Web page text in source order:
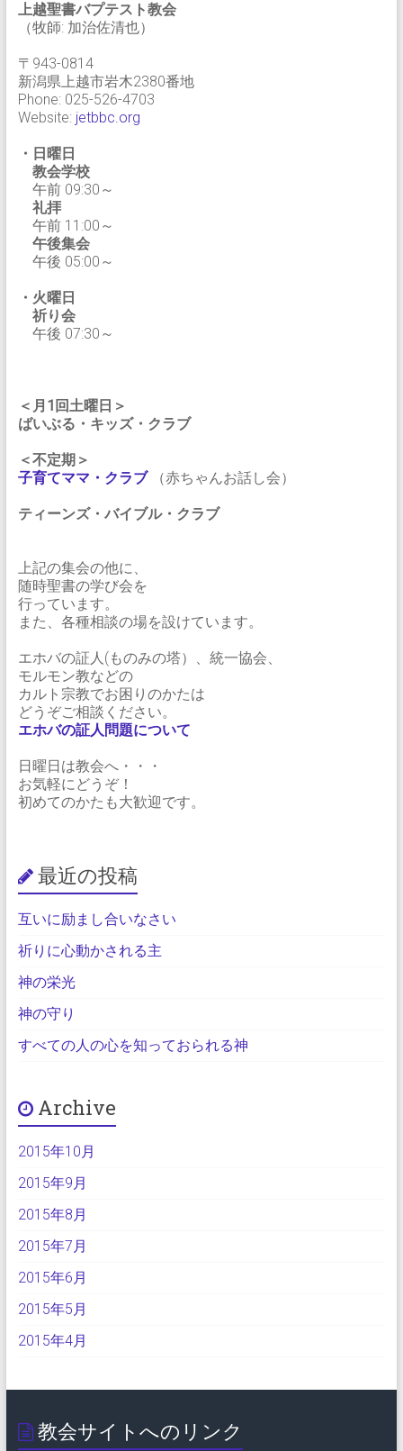
上越聖書バプテスト教会
（牧師: 加治佐清也）
〒943-0814
新潟県上越市岩木2380番地
Phone: 025-526-4703
Website: jetbbc.org
・日曜日
教会学校
午前 09:30～
礼拝
午前 11:00～
午後集会
午後 05:00～
・火曜日
祈り会
午後 07:30～
＜月1回土曜日＞
ばいぶる・キッズ・クラブ
＜不定期＞
子育てママ・クラブ（赤ちゃんお話し会）
ティーンズ・バイブル・クラブ
上記の集会の他に、
随時聖書の学び会を
行っています。
また、各種相談の場を設けています。
エホバの証人(ものみの塔）、統一協会、
モルモン教などの
カルト宗教でお困りのかたは
どうぞご相談ください。
エホバの証人問題について
日曜日は教会へ・・・
お気軽にどうぞ！
初めてのかたも大歓迎です。
最近の投稿
互いに励まし合いなさい
祈りに心動かされる主
神の栄光
神の守り
すべての人の心を知っておられる神
Archive
2015年10月
2015年9月
2015年8月
2015年7月
2015年6月
2015年5月
2015年4月
教会サイトへのリンク